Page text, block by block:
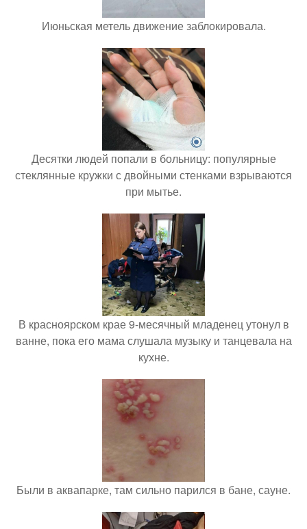
Июньская метель движение заблокировала.
Десятки людей попали в больницу: популярные
стеклянные кружки с двойными стенками взрываются
при мытье.
В красноярском крае 9-месячный младенец утонул в
ванне, пока его мама слушала музыку и танцевала на
кухне.
Были в аквапарке, там сильно парился в бане, сауне.